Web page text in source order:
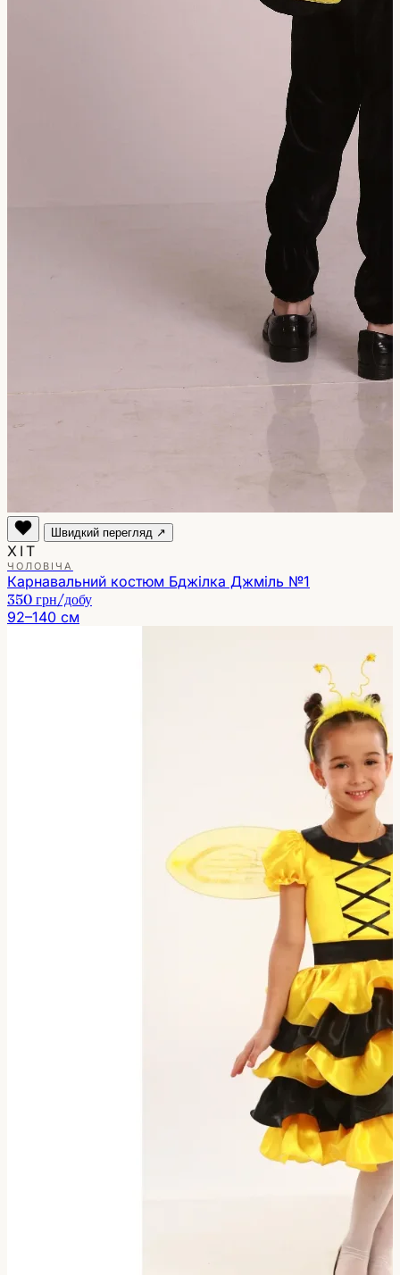
Швидкий перегляд ↗
ХІТ
ЧОЛОВІЧА
Карнавальний костюм Бджілка Джміль №1
350 грн/добу
92–140 см